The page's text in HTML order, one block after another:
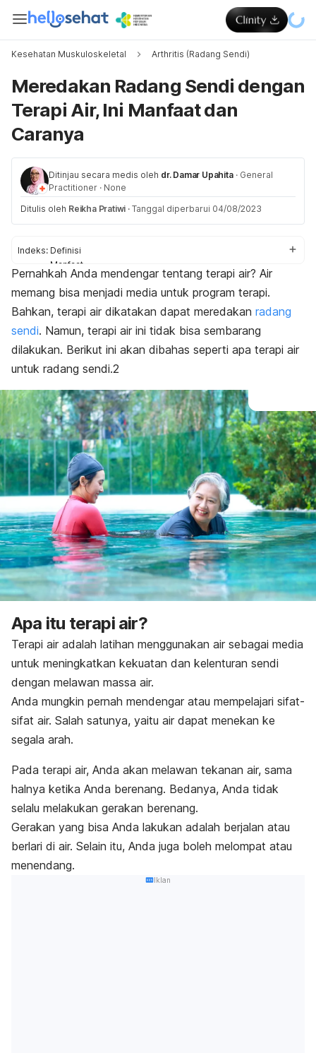
Kesehatan Muskuloskeletal Arthritis (Radang Sendi)
Meredakan Radang Sendi dengan
Terapi Air, Ini Manfaat dan
Caranya
Ditinjau secara medis oleh dr. Damar Upahita · General
Practitioner · None
Ditulis oleh Reikha Pratiwi · Tanggal diperbarui 04/08/2023
Indeks: Definisi
Manfaat
Teknik
Siapa yang tidak boleh
Pernahkah Anda mendengar tentang terapi air? Air
memang bisa menjadi media untuk program terapi.
Bahkan, terapi air dikatakan dapat meredakan radang
sendi. Namun, terapi air ini tidak bisa sembarang
dilakukan. Berikut ini akan dibahas seperti apa terapi air
untuk radang sendi.2
Apa itu terapi air?
Terapi air adalah latihan menggunakan air sebagai media
untuk meningkatkan kekuatan dan kelenturan sendi
dengan melawan massa air.
Anda mungkin pernah mendengar atau mempelajari sifat-
sifat air. Salah satunya, yaitu air dapat menekan ke
segala arah.
Pada terapi air, Anda akan melawan tekanan air, sama
halnya ketika Anda berenang. Bedanya, Anda tidak
selalu melakukan gerakan berenang.
Gerakan yang bisa Anda lakukan adalah berjalan atau
berlari di air. Selain itu, Anda juga boleh melompat atau
menendang.
Iklan